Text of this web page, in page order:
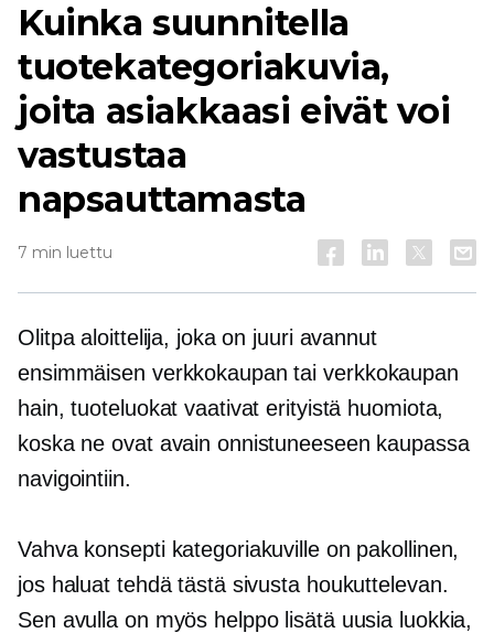
Kuinka suunnitella
tuotekategoriakuvia,
joita asiakkaasi eivät voi
vastustaa
napsauttamasta
7 min luettu
Olitpa aloittelija, joka on juuri avannut
ensimmäisen verkkokaupan taiverkkokaupan
hain, tuoteluokat vaativat erityistä huomiota,
koska ne ovat avain onnistuneeseen kaupassa
navigointiin.
Vahva konsepti kategoriakuville on pakollinen,
jos haluat tehdä tästä sivusta houkuttelevan.
Sen avulla on myös helppo lisätä uusia luokkia,